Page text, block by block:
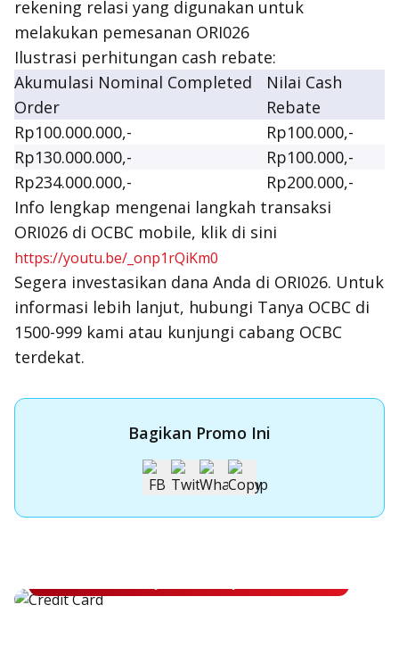
rekening relasi yang digunakan untuk
melakukan pemesanan ORI026
Ilustrasi perhitungan cash rebate:
Akumulasi Nominal Completed
Order
Nilai Cash
Rebate
Rp100.000.000,-
Rp100.000,-
Rp130.000.000,-
Rp100.000,-
Rp234.000.000,-
Rp200.000,-
Info lengkap mengenai langkah transaksi
ORI026 di OCBC mobile, klik di sini
https://youtu.be/_onp1rQiKm0
Segera investasikan dana Anda di ORI026. Untuk
informasi lebih lanjut, hubungi Tanya OCBC di
1500-999 kami atau kunjungi cabang OCBC
terdekat.
Bagikan Promo Ini
Apply Kartu Kredit OCBC NISP